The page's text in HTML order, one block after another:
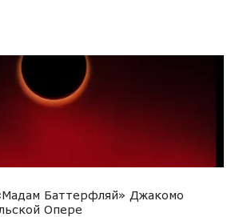
Баттерфляй» Джакомо
Опере